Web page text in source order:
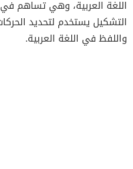
اللغة العربية، وهي تساهم
التشكيل يستخدم لتحديد
واللفظ في اللغة العربية.